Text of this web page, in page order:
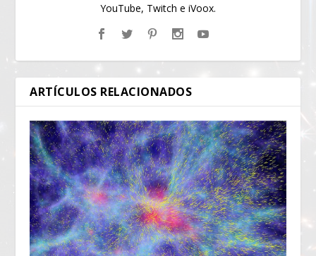
YouTube, Twitch e iVoox.
ARTÍCULOS RELACIONADOS